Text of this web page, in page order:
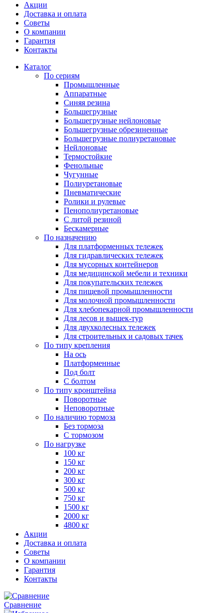
Акции
Доставка и оплата
Советы
О компании
Гарантия
Контакты
Каталог
По сериям
Промышленные
Аппаратные
Синяя резина
Большегрузные
Большегрузные нейлоновые
Большегрузные обрезиненные
Большегрузные полиуретановые
Нейлоновые
Термостойкие
Фенольные
Чугунные
Полиуретановые
Пневматические
Ролики и рулевые
Пенополиуретановые
С литой резиной
Бескамерные
По назначению
Для платформенных тележек
Для гидравлических тележек
Для мусорных контейнеров
Для медицинской мебели и техники
Для покупательских тележек
Для пищевой промышленности
Для молочной промышленности
Для хлебопекарной промышленности
Для лесов и вышек-тур
Для двухколесных тележек
Для строительных и садовых тачек
По типу крепления
На ось
Платформенные
Под болт
С болтом
По типу кронштейна
Поворотные
Неповоротные
По наличию тормоза
Без тормоза
С тормозом
По нагрузке
100 кг
150 кг
200 кг
300 кг
500 кг
750 кг
1500 кг
2000 кг
4800 кг
Акции
Доставка и оплата
Советы
О компании
Гарантия
Контакты
Сравнение